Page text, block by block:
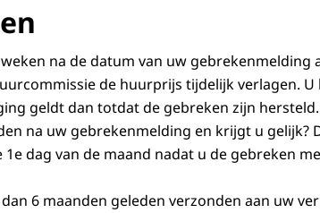
na de datum van uw gebrekenmelding
de huurprijs tijdelijk verlagen. U
geldt dan totdat de gebreken zijn hersteld.
na uw gebrekenmelding en krijgt u gelijk?
dag van de maand nadat u de gebreken
6 maanden geleden verzonden aan uw